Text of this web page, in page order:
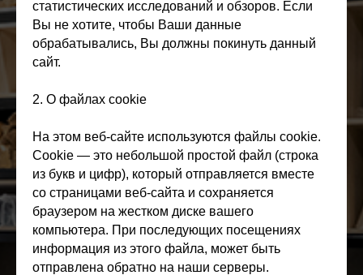
статистических исследований и обзоров. Если
Вы не хотите, чтобы Ваши данные
обрабатывались, Вы должны покинуть данный
сайт.
2. О файлах cookie
На этом веб-сайте используются файлы cookie.
Cookie — это небольшой простой файл (строка
из букв и цифр), который отправляется вместе
со страницами веб-сайта и сохраняется
браузером на жестком диске вашего
компьютера. При последующих посещениях
информация из этого файла, может быть
отправлена обратно на наши серверы.